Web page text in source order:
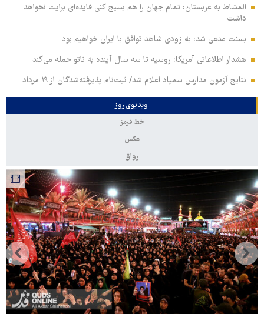
المشاط به عربستان: تمام جهان را هم بسیج کنی فایده‌ای برایت نخواهد
داشت
بسنت مدعی شد: به زودی شاهد توافق با ایران خواهیم بود
هشدار اطلاعاتی آمریکا: روسیه تا سه سال آینده به ناتو حمله می‌کند
نتایج آزمون مدارس سمپاد اعلام شد/ ثبت‌نام پذیرفته‌شدگان از ۱۹ مرداد
ویدیوی روز
خط قرمز
عکس
رواق